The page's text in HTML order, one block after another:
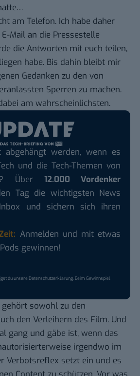
am Telefon. Ich habe daher
Mail an die Pressestelle
die Antworten mit euch teilen,
habe. Bis dahin bleibt mir
Gedanken zu den von
Sperren zu machen.
am wahrscheinlichsten.
werden, wenn es
und die Tech-Themen von
Über 12.000 Vordenker
Tag die wichtigsten News
und sichern sich ihren
Anmelden und mit etwas
gewinnen!
du unsereDatenschutzerklärung. Beim Gewinnspiel
sowohl zu den
den Verleihern des Film. Und
gang und gäbe ist, wenn das
irgendwo im
Verbotsreflex setzt ein und es